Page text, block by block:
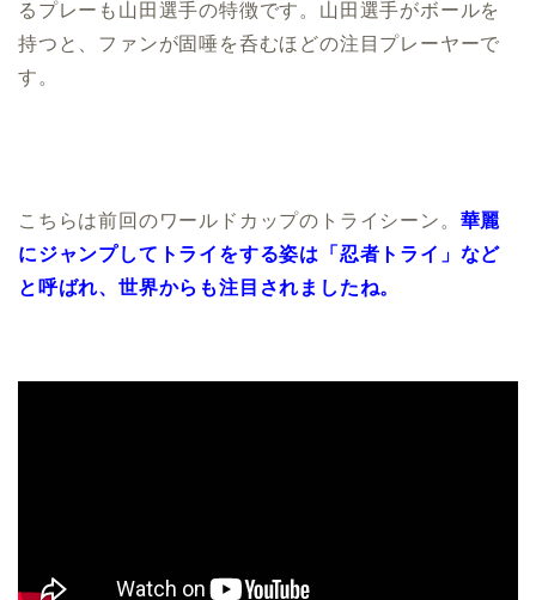
るプレーも山田選手の特徴です。山田選手がボールを
持つと、ファンが固唾を呑むほどの注目プレーヤーで
す。
こちらは前回のワールドカップのトライシーン。 華麗
にジャンプしてトライをする姿は「忍者トライ」など
と呼ばれ、世界からも注目されましたね。